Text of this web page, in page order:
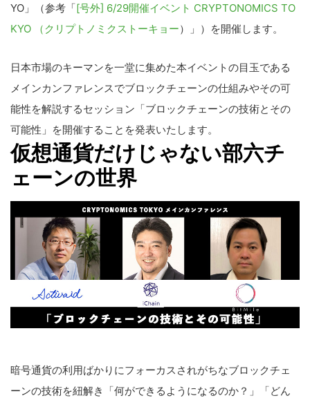
注力中。
YO」（参考「[号外] 6/29開催イベント CRYPTONOMICS TO
KYO （クリプトノミクストーキョー）」）を開催します。
日本市場のキーマンを一堂に集めた本イベントの目玉である
メインカンファレンスでブロックチェーンの仕組みやその可
能性を解説するセッション「ブロックチェーンの技術とその
可能性」を開催することを発表いたします。
仮想通貨だけじゃない部六チ
ェーンの世界
暗号通貨の利用ばかりにフォーカスされがちなブロックチェ
ーンの技術を紐解き「何ができるようになるのか？」「どん
Block Data Bank